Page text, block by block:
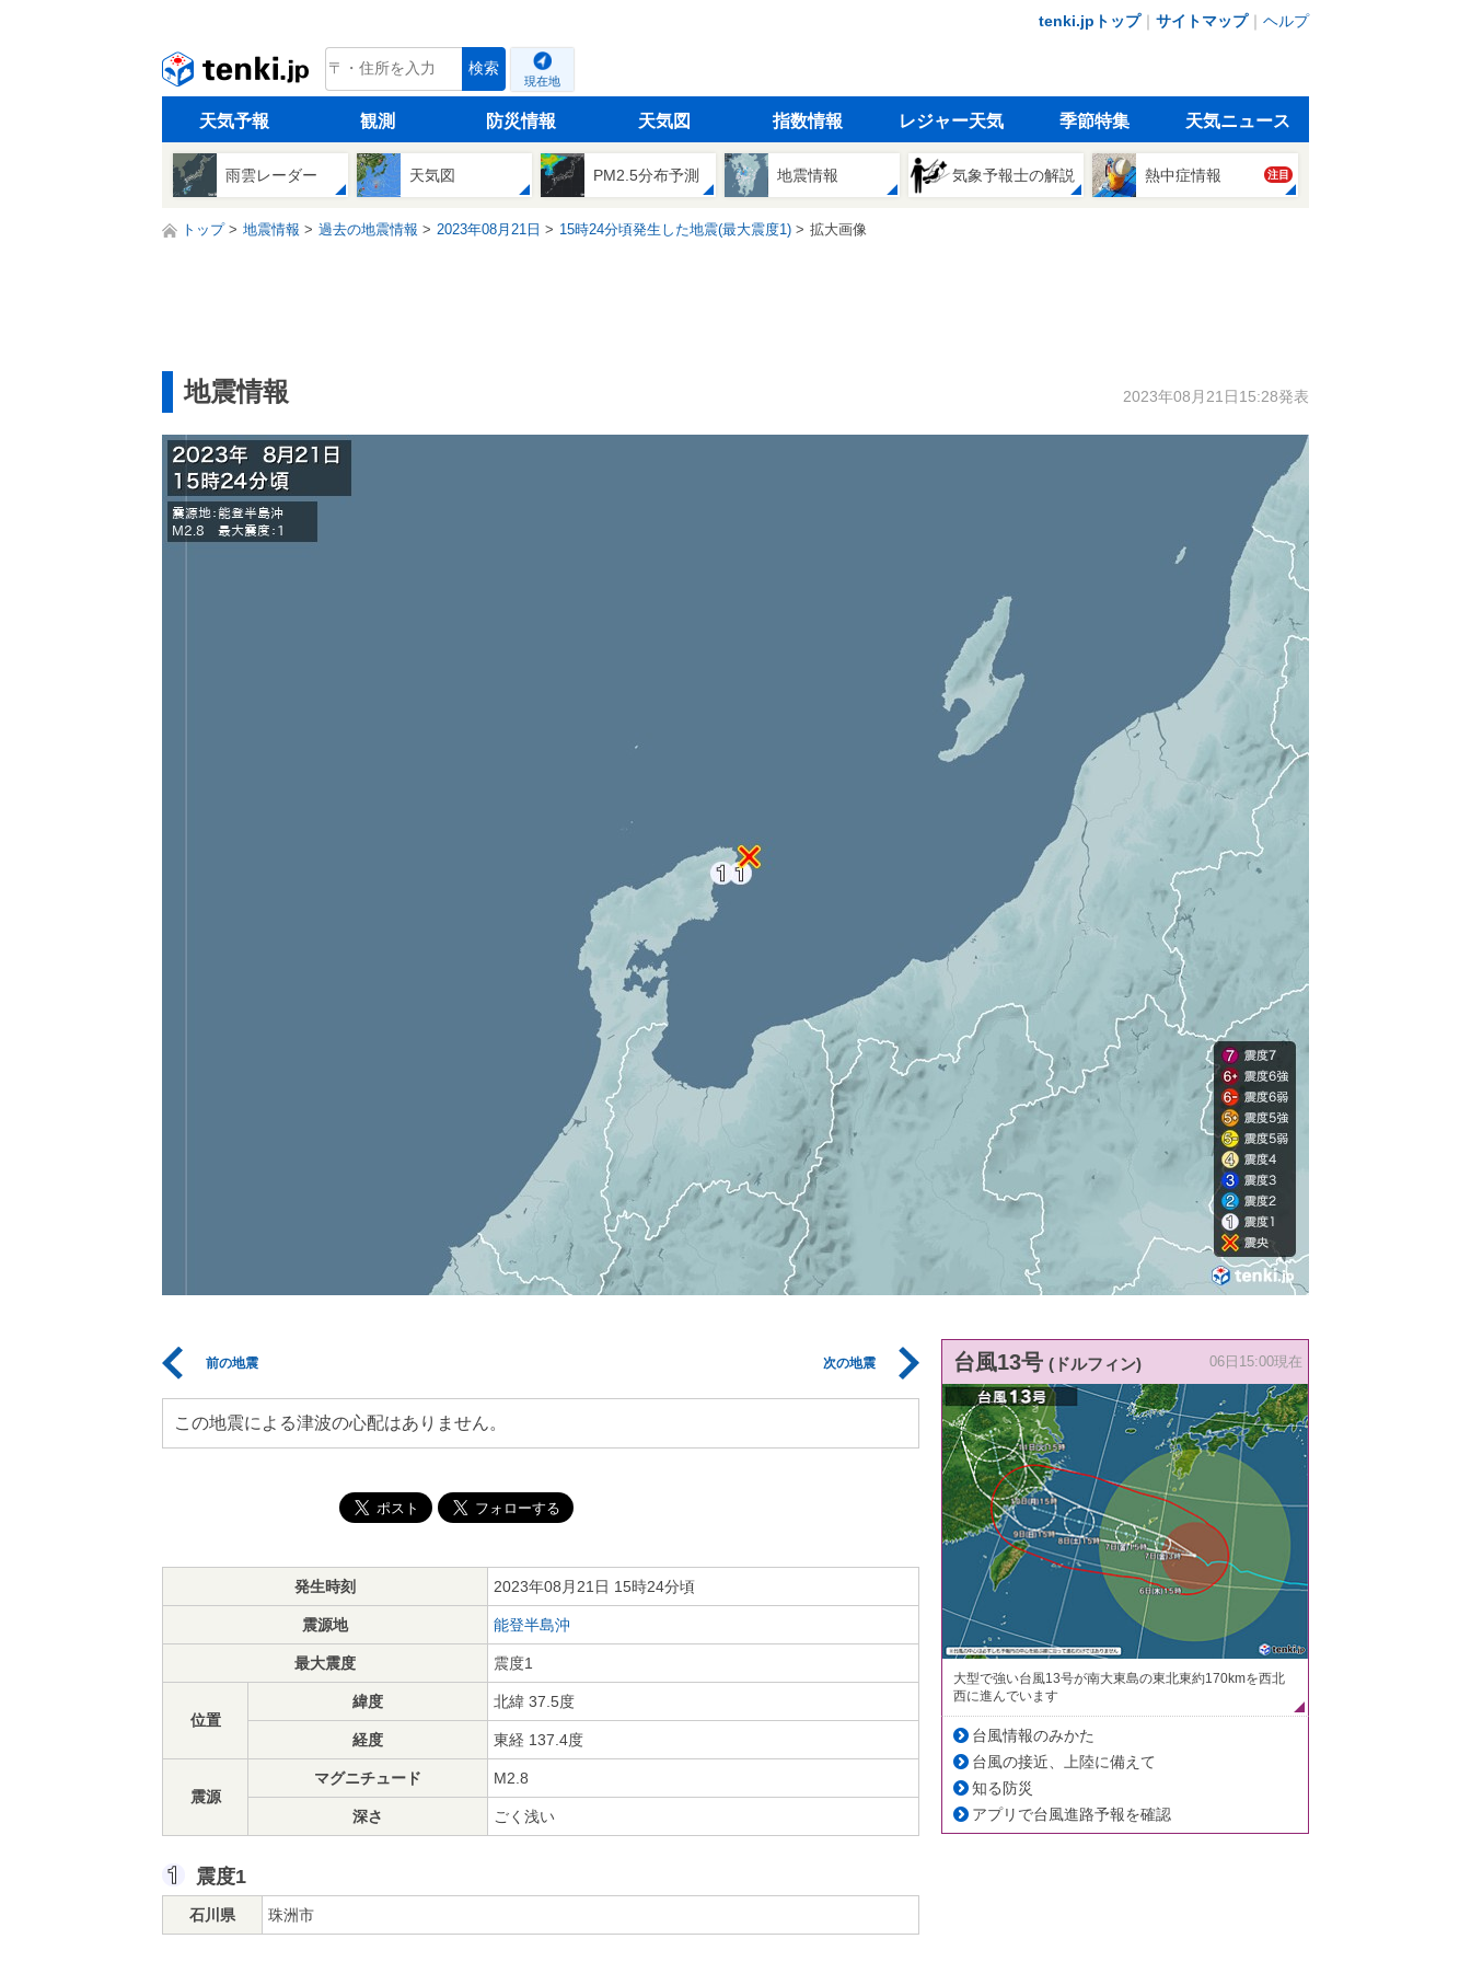
tenki.jpトップ｜ サイトマップ｜ ヘルプ
tenki.jp 検索
現在地
天気予報 観測 防災情報 天気図 指数情報 レジャー天気 季節特集 天気ニュース
雨雲レーダー 天気図 PM2.5分布予測 地震情報 気象予報士の解説 熱中症情報 注目
トップ 地震情報 過去の地震情報 2023年08月21日 15時24分頃発生した地震(最大震度1) 拡大画像
地震情報 2023年08月21日15:28発表
前の地震 次の地震
この地震による津波の心配はありません。
発生時刻 2023年08月21日 15時24分頃
震源地 能登半島沖
最大震度 震度1
位置
緯度 北緯 37.5度
経度 東経 137.4度
震源
マグニチュード M2.8
深さ ごく浅い
震度1
石川県 珠洲市
台風13号 (ドルフィン) 06日15:00現在
大型で強い台風13号が南大東島の東北東約170kmを西北
西に進んでいます
台風情報のみかた
台風の接近、上陸に備えて
知る防災
アプリで台風進路予報を確認